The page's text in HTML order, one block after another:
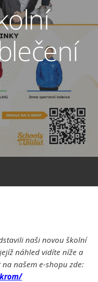
naši novou školní
náhled vidíte níže a
našem e-shopu zde: